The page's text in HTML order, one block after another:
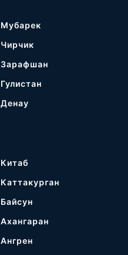
Мубарек
Чирчик
Зарафшан
Гулистан
Денау
Китаб
Каттакурган
Байсун
Ахангаран
Ангрен